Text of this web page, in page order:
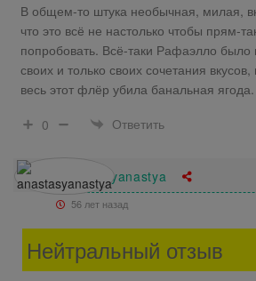
В общем-то штука необычная, милая,
что это всё не настолько чтобы прям-
попробовать. Всё-таки Рафаэлло
своих и только своих сочетания
весь этот флёр убила банальная ягода.
0
Ответить
anastasyanastya
56 лет назад
Нейтральный отзыв